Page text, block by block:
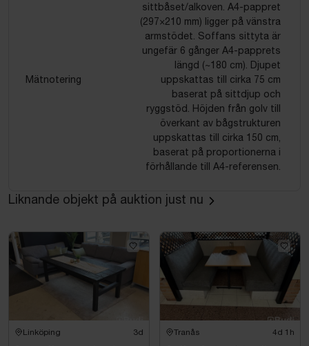
Mätnotering
sittbåset/alkoven. A4-pappret
(297×210 mm) ligger på vänstra
armstödet. Soffans sittyta är
ungefär 6 gånger A4-papprets
längd (~180 cm). Djupet
uppskattas till cirka 75 cm
baserat på sittdjup och
ryggstöd. Höjden från golv till
överkant av bågstrukturen
uppskattas till cirka 150 cm,
baserat på proportionerna i
förhållande till A4-referensen.
Liknande objekt på auktion just nu
Linköping 3d Tranås 4d 1h